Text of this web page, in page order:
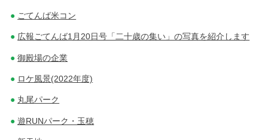
ごてんば米コン
広報ごてんば1月20日号「二十歳の集い」の写真を紹介します
御殿場の企業
ロケ風景(2022年度)
丸尾パーク
遊RUNパーク・玉穂